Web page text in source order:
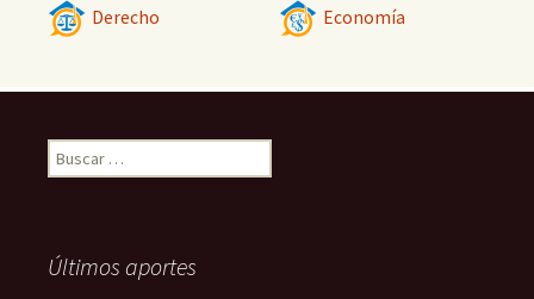
Derecho Economía
Buscar:
Últimos aportes